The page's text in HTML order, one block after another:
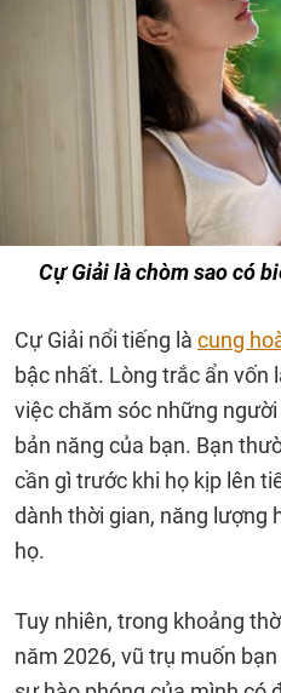
Cự Giải là chòm sao có
Cự Giải nổi tiếng là cung
bậc nhất. Lòng trắc ẩn vốn
việc chăm sóc những
bản năng của bạn. Bạn
cần gì trước khi họ kịp lên
dành thời gian, năng lượng
họ.
Tuy nhiên, trong khoảng
năm 2026, vũ trụ muốn